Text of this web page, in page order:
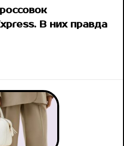
В них правда